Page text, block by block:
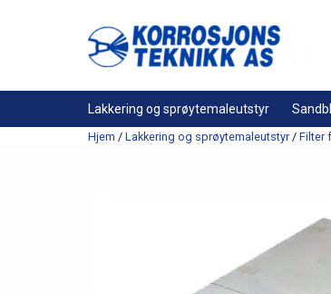
Lakkering og sprøytemaleutstyr
Hjem / Lakkering og sprøytemaleutstyr/ Filter